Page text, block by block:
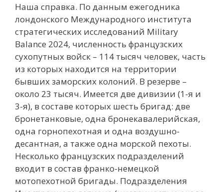
Наша справка. По данным ежегодника
лондонского Международного института
стратегических исследований Military
Balance 2024, численность французских
сухопутных войск – 114 тысяч человек, часть
из которых находится на территории
бывших заморских колоний. В резерве –
около 23 тысяч. Имеется две дивизии (1-я и
3-я), в составе которых шесть бригад: две
бронетанковые, одна бронекавалерийская,
одна горнопехотная и одна воздушно-
десантная, а также одна морской пехоты.
Несколько французских подразделений
входит в состав франко-немецкой
мотопехотной бригады. Подразделения